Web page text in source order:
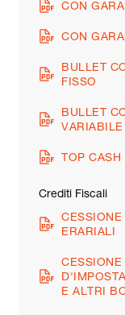
CON
CON
BULLET
FISSO
BULLET
VARIABILE
TOP CASH
Crediti Fiscali
ERARIALI
E ALTRI